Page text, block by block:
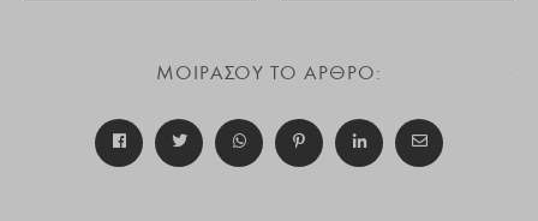
ΜΟΙΡΑΣΟΥ ΤΟ ΑΡΘΡΟ: